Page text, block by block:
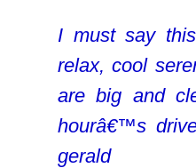
I must say
relax, cool
are big and
hourâ€™s
gerald